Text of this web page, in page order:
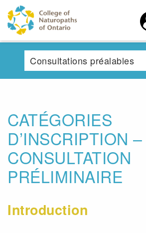
Skip to main content
Consultations préalables
CATÉGORIES
D’INSCRIPTION –
CONSULTATION
PRÉLIMINAIRE
Introduction